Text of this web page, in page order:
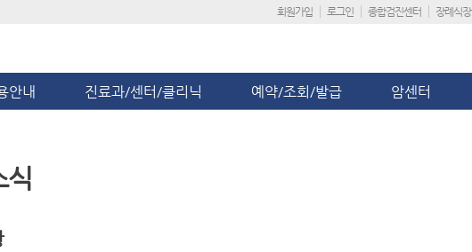
회원가입 로그인 종합검진센터 장례식장
안내 진료과/센터/클리닉 예약/조회/발급 암센터
식